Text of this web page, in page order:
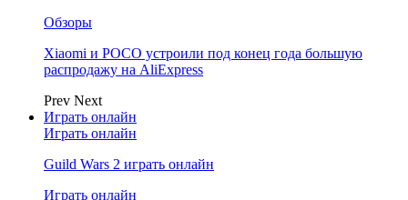
Обзоры
Xiaomi и POCO устроили под конец года большую
распродажу на AliExpress
Prev Next
Играть онлайн
Играть онлайн
Guild Wars 2 играть онлайн
Играть онлайн